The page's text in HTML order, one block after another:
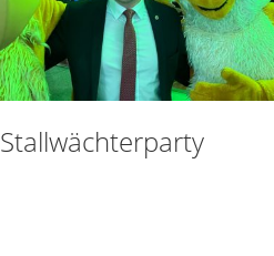
Stallwächterparty